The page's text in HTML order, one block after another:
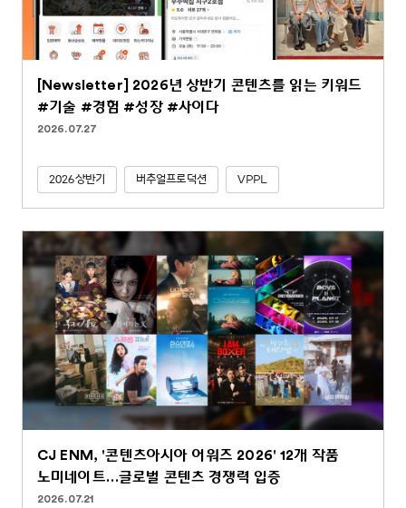
[Newsletter] 2026년 상반기 콘텐츠를 읽는 키워드
#기술 #경험 #성장 #사이다
2026.07.27
2026상반기 버추얼프로덕션 VPPL
CJ ENM, '콘텐츠아시아 어워즈 2026' 12개 작품
노미네이트…글로벌 콘텐츠 경쟁력 입증
2026.07.21